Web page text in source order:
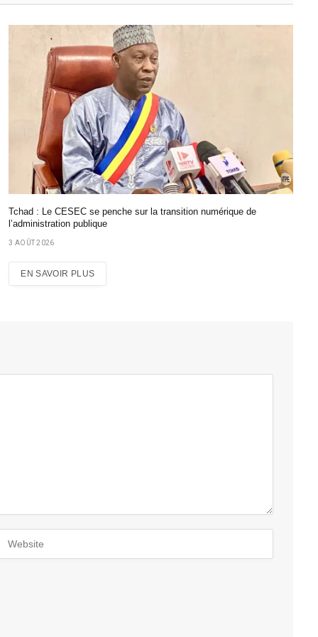
Tchad : Le CESEC se penche sur la transition numérique de
l’administration publique
3 AOÛT 2026
EN SAVOIR PLUS